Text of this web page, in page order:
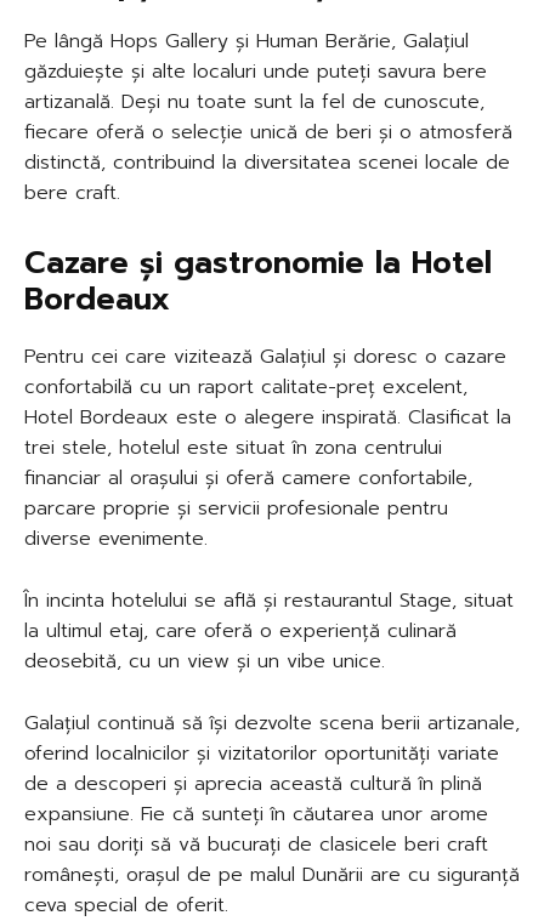
Pe lângă Hops Gallery și Human Berărie, Galațiul
găzduiește și alte localuri unde puteți savura bere
artizanală. Deși nu toate sunt la fel de cunoscute,
fiecare oferă o selecție unică de beri și o atmosferă
distinctă, contribuind la diversitatea scenei locale de
bere craft.
Cazare și gastronomie la Hotel
Bordeaux
Pentru cei care vizitează Galațiul și doresc o cazare
confortabilă cu un raport calitate-preț excelent,
Hotel Bordeaux este o alegere inspirată. Clasificat la
trei stele, hotelul este situat în zona centrului
financiar al orașului și oferă camere confortabile,
parcare proprie și servicii profesionale pentru
diverse evenimente.
În incinta hotelului se află și restaurantul Stage, situat
la ultimul etaj, care oferă o experiență culinară
deosebită, cu un view și un vibe unice.
Galațiul continuă să își dezvolte scena berii artizanale,
oferind localnicilor și vizitatorilor oportunități variate
de a descoperi și aprecia această cultură în plină
expansiune. Fie că sunteți în căutarea unor arome
noi sau doriți să vă bucurați de clasicele beri craft
românești, orașul de pe malul Dunării are cu siguranță
ceva special de oferit.